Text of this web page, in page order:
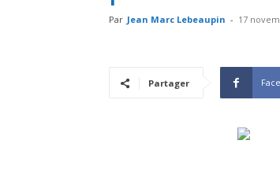
Par Jean Marc Lebeaupin - 17
Partager